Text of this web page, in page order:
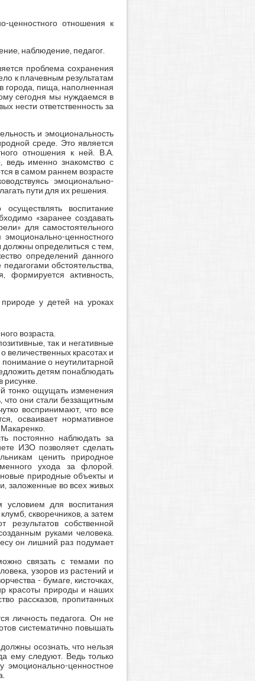
ценностного отношения к
наблюдение, педагог.
проблема сохранения
к плачевным результатам
города, пища, наполненная
сегодня мы нуждаемся в
нести ответственность за
и эмоциональность
среде. Это является
отношения к ней. В.А.
ведь именно знакомство с
в самом раннем возрасте
эмоционально-
пути для их решения.
воспитание
«заранее создавать
для самостоятельного
ценностного
определиться с тем,
определений данного
обстоятельства,
формируется активность,
у детей на уроках
возраста.
так и негативные
величественных красотах и
о неутилитарной
детям понаблюдать
тонко ощущать изменения
что они стали беззащитным
воспринимают, что все
осваивает нормативное
постоянно наблюдать за
ИЗО позволяет сделать
ценить природное
ухода за флорой.
природные объекты и
заложенные во всех живых
для воспитания
скворечников, а затем
собственной
руками человека.
он лишний раз подумает
связать с темами по
узоров из растений и
- бумаге, кисточках,
красоты природы и наших
рассказов, пропитанных
личность педагога. Он не
систематично повышать
осознать, что нельзя
ему следуют. Ведь только
ценностное